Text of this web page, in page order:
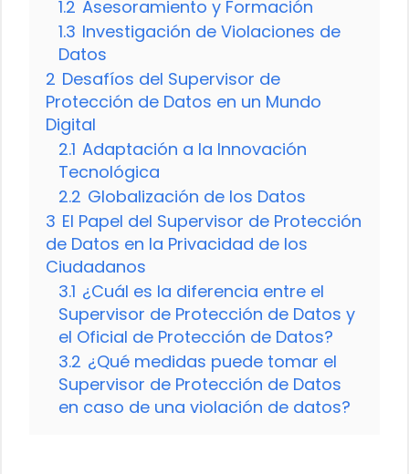
1.2 Asesoramiento y Formación
1.3 Investigación de Violaciones de
Datos
2 Desafíos del Supervisor de
Protección de Datos en un Mundo
Digital
2.1 Adaptación a la Innovación
Tecnológica
2.2 Globalización de los Datos
3 El Papel del Supervisor de Protección
de Datos en la Privacidad de los
Ciudadanos
3.1 ¿Cuál es la diferencia entre el
Supervisor de Protección de Datos y
el Oficial de Protección de Datos?
3.2 ¿Qué medidas puede tomar el
Supervisor de Protección de Datos
en caso de una violación de datos?